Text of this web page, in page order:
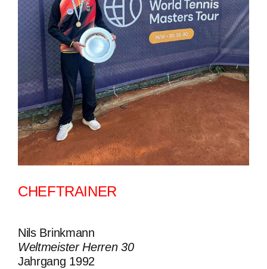
CHEFTRAINER
Nils Brinkmann
Weltmeister Herren 30
Jahrgang 1992